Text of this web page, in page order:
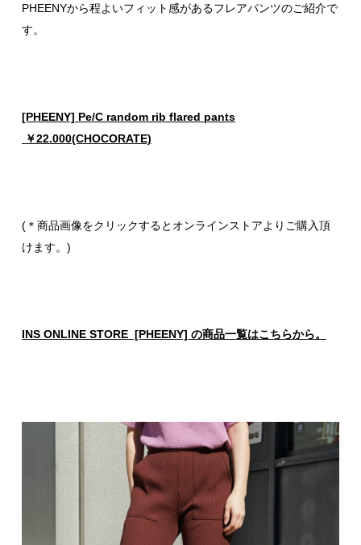
PHEENYから程よいフィット感があるフレアパンツのご紹介で
す。
[PHEENY] Pe/C random rib flared pants
￥22.000(CHOCORATE)
(＊商品画像をクリックするとオンラインストアよりご購入頂
けます。)
INS ONLINE STORE [PHEENY] の商品一覧はこちらから。